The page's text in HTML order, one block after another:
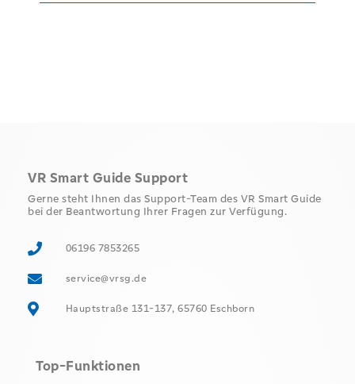
VR Smart Guide Support
Gerne steht Ihnen das Support-Team des VR Smart Guide
bei der Beantwortung Ihrer Fragen zur Verfügung.
06196 7853265
service@vrsg.de
Hauptstraße 131-137, 65760 Eschborn
Top-Funktionen